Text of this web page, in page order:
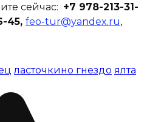
сейчас: +7 978-213-31-
45, feo-tur@yandex.ru,
ласточкино гнездо ялта